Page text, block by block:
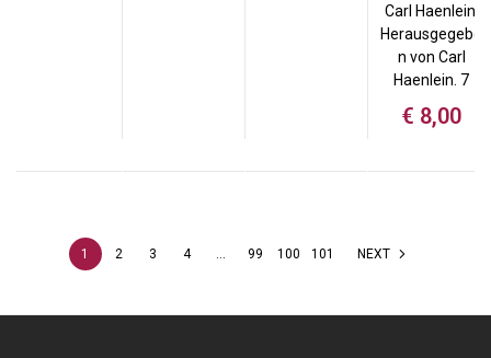
Carl Haenlein.
Herausgegebe
n von Carl
Haenlein. 7
€ 8,00
1 2 3 4 … 99 100 101 NEXT